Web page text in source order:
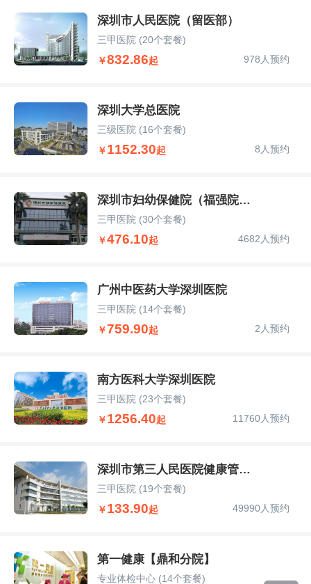
深圳市人民医院（留医部）
三甲医院 (20个套餐)
￥832.86起 978人预约
深圳大学总医院
三级医院 (16个套餐)
￥1152.30起 8人预约
深圳市妇幼保健院（福强院区）
三甲医院 (30个套餐)
￥476.10起 4682人预约
广州中医药大学深圳医院
三甲医院 (14个套餐)
￥759.90起 2人预约
南方医科大学深圳医院
三甲医院 (23个套餐)
￥1256.40起 11760人预约
深圳市第三人民医院健康管理部
三甲医院 (19个套餐)
￥133.90起 49990人预约
第一健康【鼎和分院】
专业体检中心 (14个套餐)